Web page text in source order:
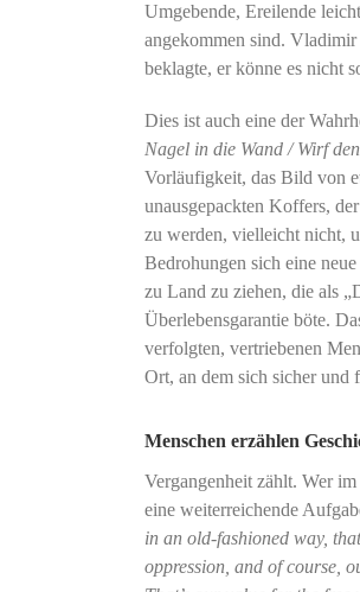
Umgebende, Ereilende
angekommen sind. Vladimir
beklagte, er könne es nicht
Dies ist auch eine der
Nagel in die Wand / Wirf
Vorläufigkeit, das Bild von
unausgepackten Koffers,
zu werden, vielleicht nicht,
Bedrohungen sich eine
zu Land zu ziehen, die als
Überlebensgarantie böte.
verfolgten, vertriebenen
Ort, an dem sich sicher und
Menschen erzählen
Vergangenheit zählt. Wer
eine weiterreichende
in an old-fashioned way,
oppression, and of course,